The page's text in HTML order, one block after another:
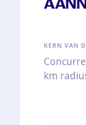
KERN VAN
km